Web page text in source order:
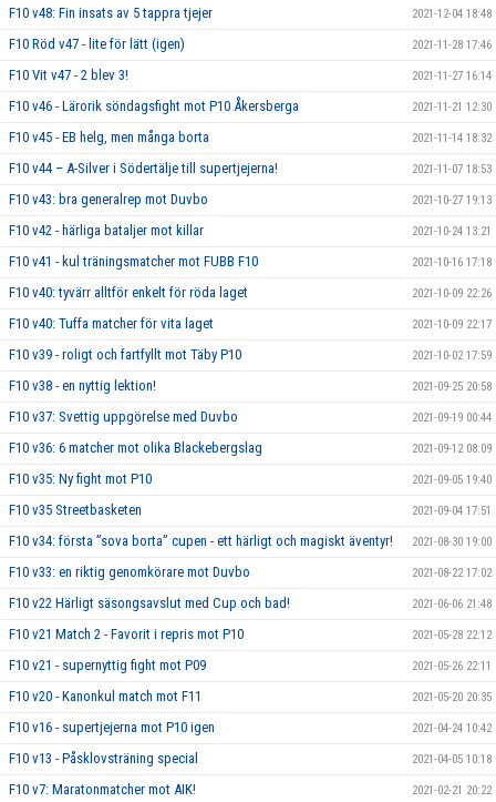
F10 v48: Fin insats av 5 tappra tjejer 2021-12-04 18:48
F10 Röd v47 - lite för lätt (igen) 2021-11-28 17:46
F10 Vit v47 - 2 blev 3! 2021-11-27 16:14
F10 v46 - Lärorik söndagsfight mot P10 Åkersberga 2021-11-21 12:30
F10 v45 - EB helg, men många borta 2021-11-14 18:32
F10 v44 – A-Silver i Södertälje till supertjejerna! 2021-11-07 18:53
F10 v43: bra generalrep mot Duvbo 2021-10-27 19:13
F10 v42 - härliga bataljer mot killar 2021-10-24 13:21
F10 v41 - kul träningsmatcher mot FUBB F10 2021-10-16 17:18
F10 v40: tyvärr alltför enkelt för röda laget 2021-10-09 22:26
F10 v40: Tuffa matcher för vita laget 2021-10-09 22:17
F10 v39 - roligt och fartfyllt mot Täby P10 2021-10-02 17:59
F10 v38 - en nyttig lektion! 2021-09-25 20:58
F10 v37: Svettig uppgörelse med Duvbo 2021-09-19 00:44
F10 v36: 6 matcher mot olika Blackebergslag 2021-09-12 08:09
F10 v35: Ny fight mot P10 2021-09-05 19:40
F10 v35 Streetbasketen 2021-09-04 17:51
F10 v34: första ”sova borta” cupen - ett härligt och magiskt äventyr! 2021-08-30 19:00
F10 v33: en riktig genomkörare mot Duvbo 2021-08-22 17:02
F10 v22 Härligt säsongsavslut med Cup och bad! 2021-06-06 21:48
F10 v21 Match 2 - Favorit i repris mot P10 2021-05-28 22:12
F10 v21 - supernyttig fight mot P09 2021-05-26 22:11
F10 v20 - Kanonkul match mot F11 2021-05-20 20:35
F10 v16 - supertjejerna mot P10 igen 2021-04-24 10:42
F10 v13 - Påsklovsträning special 2021-04-05 10:18
F10 v7: Maratonmatcher mot AIK! 2021-02-21 20:22